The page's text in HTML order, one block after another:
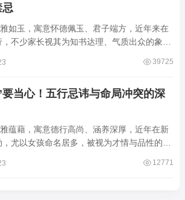
忌
如玉，寓意怀德佩玉、君子端方，近年来在
不少家长视其为知书达理、气质出众的象
气过旺、木土受制之局，若不顾命主五行强
39725
当心！五行忌讳与命局冲突的深
蕴藉，寓意德行高尚、涵养深厚，近年在新
尤以女孩命名居多，被视为才情与品性的完
力。细察“懿涵”之象，实藏水势泛滥、土崩
12771